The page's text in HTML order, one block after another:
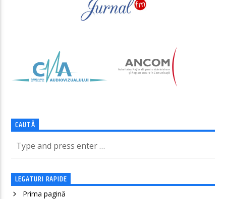
CAUTĂ
LEGATURI RAPIDE
Prima pagină